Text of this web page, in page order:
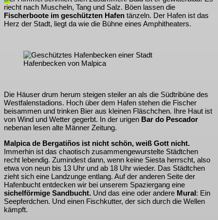
riecht nach Muscheln, Tang und Salz. Böen lassen die
Fischerboote im geschützten Hafen tänzeln. Der Hafen ist das
Herz der Stadt, liegt da wie die Bühne eines Amphitheaters.
Hafenbecken von Malpica
Die Häuser drum herum steigen steiler an als die Südtribüne des
Westfalenstadions. Hoch über dem Hafen stehen die Fischer
beisammen und trinken Bier aus kleinen Fläschchen. Ihre Haut ist
von Wind und Wetter gegerbt. In der urigen Bar do Pescador
nebenan lesen alte Männer Zeitung.
Malpica de Bergatiños ist nicht schön, weiß Gott nicht.
Immerhin ist das chaotisch zusammengewurstelte Städtchen
recht lebendig. Zumindest dann, wenn keine Siesta herrscht, also
etwa von neun bis 13 Uhr und ab 18 Uhr wieder. Das Städtchen
zieht sich eine Landzunge entlang. Auf der anderen Seite der
Hafenbucht entdecken wir bei unserem Spaziergang eine
sichelförmige Sandbucht. Und das eine oder andere Mural: Ein
Seepferdchen. Und einen Fischkutter, der sich durch die Wellen
kämpft.